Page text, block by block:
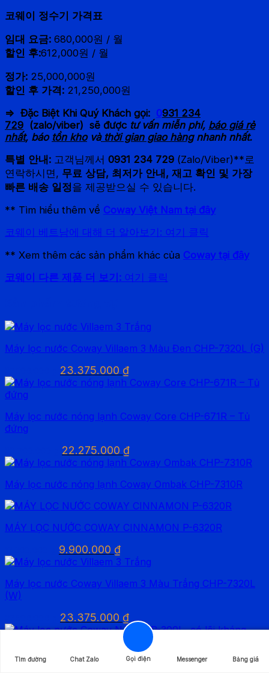
코웨이 정수기 가격표
임대 요금: 680,000원 / 월
할인 후:612,000원 / 월
정가: 25,000,000원
할인 후 가격: 21,250,000원
⇒ Đặc Biệt Khi Quý Khách gọi: 0931 234
729 (zalo/viber) sẽ đượctư vấn miễn phí, báo giá rẻ
nhất, báo tồn khovàthời gian giao hàngnhanh nhất.
특별 안내: 고객님께서 0931 234 729 (Zalo/Viber)**로
연락하시면, 무료 상담, 최저가 안내, 재고 확인 및 가장
빠른 배송 일정을 제공받으실 수 있습니다.
** Tìm hiểu thêm về Coway Việt Nam tại đây
코웨이 베트남에 대해 더 알아보기: 여기 클릭
** Xem thêm các sản phẩm khác của Coway tại đây
코웨이 다른 제품 더 보기: 여기 클릭
Máy lọc nước Coway Villaem 3 Màu Đen CHP-7320L (G)
Giá
gốc
23.375.000 ₫Giá
hiện
23.375.000 ₫.
Máy lọc nước nóng lạnh Coway Core CHP-671R – Tủ
đứng
Giá
gốc
29.700.000 ₫.
22.275.000 ₫Giá
hiện
là:
Máy lọc nước nóng lạnh Coway Ombak CHP-7310R
MÁY LỌC NƯỚC COWAY CINNAMON P-6320R
Giá
gốc
13.200.000 ₫.
9.900.000 ₫Giá
hiện
là:
Máy lọc nước Coway Villaem 3 Màu Trắng CHP-7320L
(W)
Giá
gốc
23.375.000 ₫Giá
hiện
là:
23.375.000 ₫.
Máy lọc nước Coway NADI – P-300L- có lõi kháng
Tìm đường Chat Zalo Gọi điện Messenger Bảng giá